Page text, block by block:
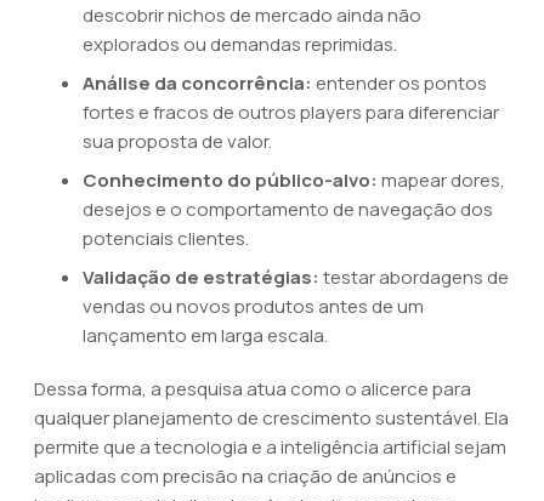
descobrir nichos de mercado ainda não
explorados ou demandas reprimidas.
Análise da concorrência: entender os pontos
fortes e fracos de outros players para diferenciar
sua proposta de valor.
Conhecimento do público-alvo: mapear dores,
desejos e o comportamento de navegação dos
potenciais clientes.
Validação de estratégias: testar abordagens de
vendas ou novos produtos antes de um
lançamento em larga escala.
Dessa forma, a pesquisa atua como o alicerce para
qualquer planejamento de crescimento sustentável. Ela
permite que a tecnologia e a inteligência artificial sejam
aplicadas com precisão na criação de anúncios e